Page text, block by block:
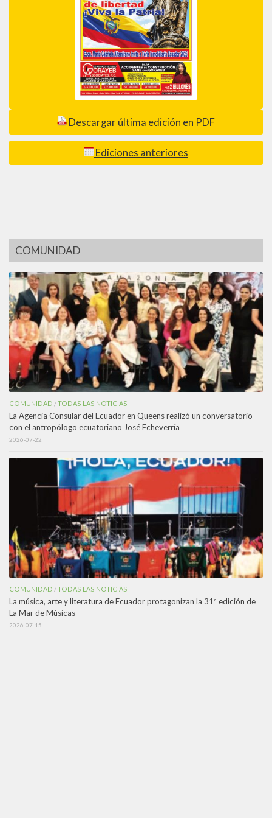
Descargar última edición en PDF
Ediciones anteriores
COMUNIDAD
COMUNIDAD /TODAS LAS NOTICIAS
La Agencia Consular del Ecuador en Queens realizó un conversatorio
con el antropólogo ecuatoriano José Echeverría
2026-07-22
COMUNIDAD /TODAS LAS NOTICIAS
La música, arte y literatura de Ecuador protagonizan la 31ª edición de
La Mar de Músicas
2026-07-15